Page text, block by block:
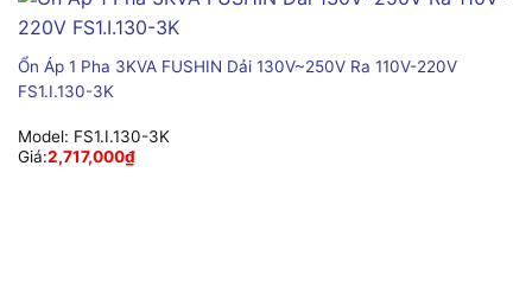
Ổn Áp 1 Pha 3KVA FUSHIN Dải 130V~250V Ra 110V-220V
FS1.I.130-3K
Model: FS1.I.130-3K
Giá:2,717,000₫